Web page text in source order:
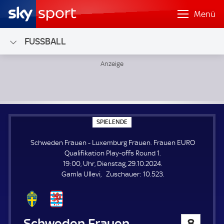
Menü
FUSSBALL
SPIELENDE
P
E
L
E
N
E
Schweden Frauen - Luxemburg Frauen. Frauen EURO
Qualifikation Play-offs Round 1.
19:00, Uhr, Dienstag, 29.10.2024.
Gamla Ullevi
Zuschauer: Z
10.523.